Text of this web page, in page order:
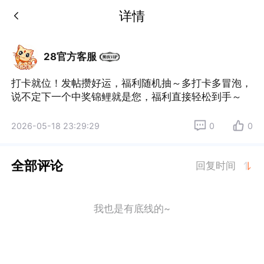
详情
28官方客服
打卡就位！发帖攒好运，福利随机抽～多打卡多冒泡，
说不定下一个中奖锦鲤就是您，福利直接轻松到手～
2026-05-18 23:29:29 0 0
全部评论 回复时间
我也是有底线的~